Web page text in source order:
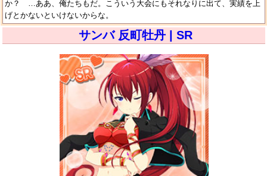
か？ …ああ、俺たちもだ。こういう大会にもそれなりに出て、実績を上
げとかないといけないからな。
サンバ 反町牡丹 | SR